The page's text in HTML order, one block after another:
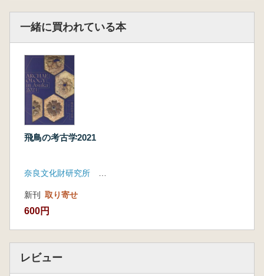
一緒に買われている本
飛鳥の考古学2021
奈良文化財研究所 飛鳥資料館
新刊 取り寄せ
600円
レビュー